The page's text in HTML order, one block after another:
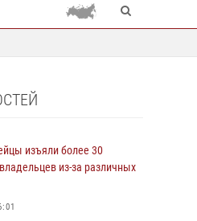
изъяли более 30
из-за различных